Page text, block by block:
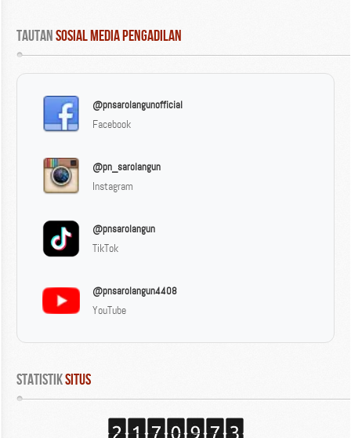
Tautan Sosial Media Pengadilan
@pnsarolangunofficial
Facebook
@pn_sarolangun
Instagram
@pnsarolangun
TikTok
@pnsarolangun4408
YouTube
Statistik Situs